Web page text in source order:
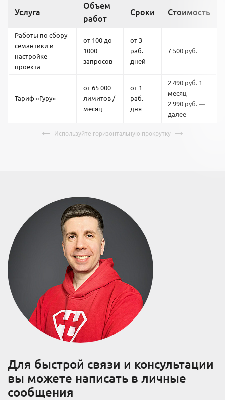
Услуга
Объем
работ
Сроки Стоимость
Работы по сбору
семантики и
настройке
проекта
от 100 до
1000
запросов
от 3
раб.
дней
7 500 руб.
Тариф «Гуру»
от 65 000
лимитов /
месяц
от 1
раб.
дня
2 490 руб. 1
месяц
2 990 руб. —
далее
Для быстрой связи и консультации
вы можете написать в личные
сообщения